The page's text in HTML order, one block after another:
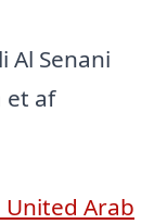
Al Senani
et af
Arab